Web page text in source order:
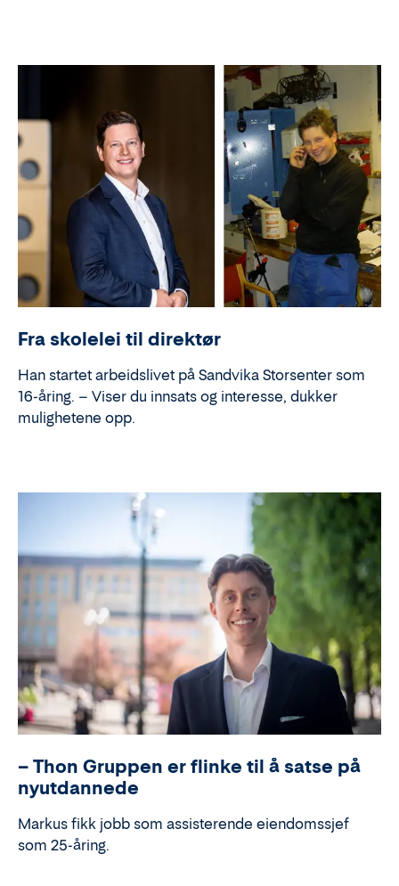
Fra skolelei til direktør
Han startet arbeidslivet på Sandvika Storsenter som
16-åring. – Viser du innsats og interesse, dukker
mulighetene opp.
– Thon Gruppen er flinke til å satse på
nyutdannede
Markus fikk jobb som assisterende eiendomssjef
som 25-åring.